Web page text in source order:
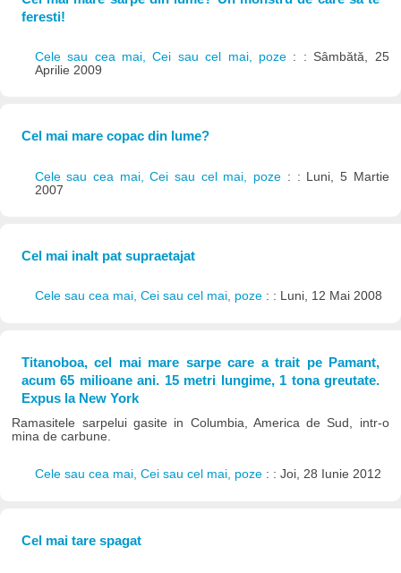
feresti!
Cele sau cea mai, Cei sau cel mai, poze : : Sâmbătă, 25
Aprilie 2009
Cel mai mare copac din lume?
Cele sau cea mai, Cei sau cel mai, poze : : Luni, 5 Martie
2007
Cel mai inalt pat supraetajat
Cele sau cea mai, Cei sau cel mai, poze : : Luni, 12 Mai 2008
Titanoboa, cel mai mare sarpe care a trait pe Pamant,
acum 65 milioane ani. 15 metri lungime, 1 tona greutate.
Expus la New York
Ramasitele sarpelui gasite in Columbia, America de Sud, intr-o
mina de carbune.
Cele sau cea mai, Cei sau cel mai, poze : : Joi, 28 Iunie 2012
Cel mai tare spagat